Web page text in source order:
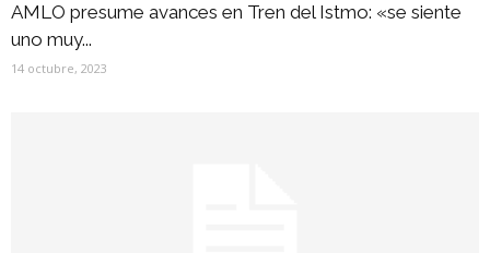
AMLO presume avances en Tren del Istmo: «se siente
uno muy...
14 octubre, 2023